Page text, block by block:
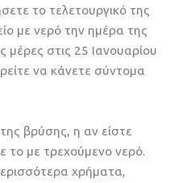
το τελετουργικό της
με νερό την ημέρα της
μέρες στις 25 Ιανουαρίου
να κάνετε σύντομα
βρύσης, η αν είστε
το με τρεχούμενο νερό.
χρήματα,